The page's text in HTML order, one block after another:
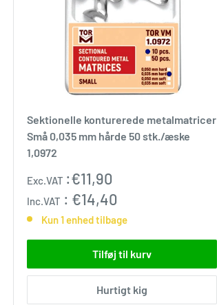
Sektionelle konturerede metalmatricer
Små 0,035 mm hårde 50 stk./æske
1,0972
Udsalgspris
Exc.VAT :€11,90
Inc.VAT : €14,40
Kun 1 enhed tilbage
Tilføj til kurv
Hurtigt kig